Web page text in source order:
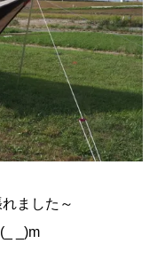
ました～
_)m